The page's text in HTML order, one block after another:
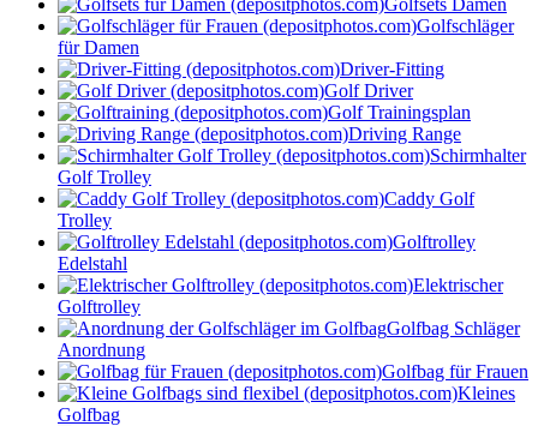
Golfsets Damen
Golfschläger
für Damen
Driver-Fitting
Golf Driver
Golf Trainingsplan
Driving Range
Schirmhalter
Golf Trolley
Caddy Golf
Trolley
Golftrolley
Edelstahl
Elektrischer
Golftrolley
Golfbag Schläger
Anordnung
Golfbag für Frauen
Kleines
Golfbag